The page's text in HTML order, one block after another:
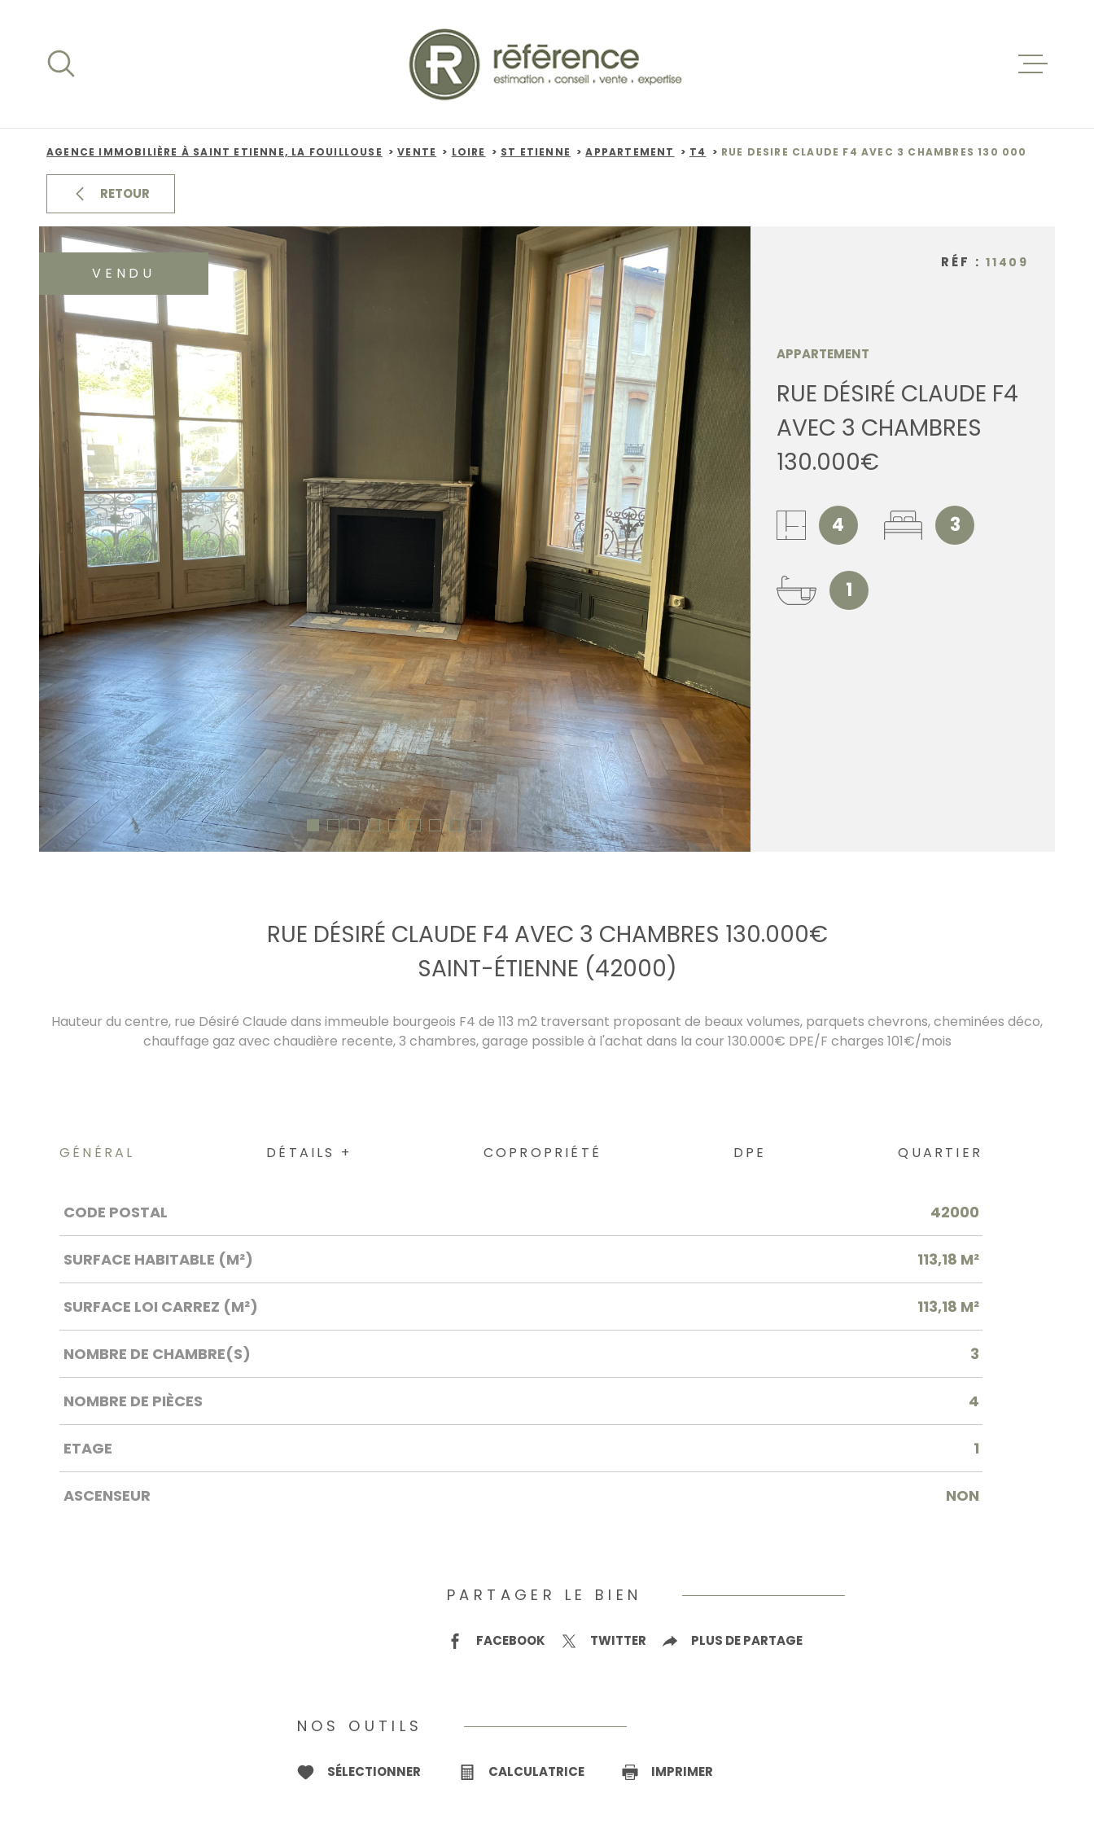
recherche
principal
contenu
VENTES
ALERTE
AGENCE IMMOBILIÈRE À SAINT ETIENNE, LA FOUILLOUSE VENTE LOIRE ST ETIENNE APPARTEMENT T4 RUE DESIRE CLAUDE F4 AVEC 3 CHAMBRES 130 000
RETOUR
VENDU
RÉF : 11409
APPARTEMENT
RUE DÉSIRÉ CLAUDE F4
AVEC 3 CHAMBRES
130.000€
4 3
1
RUE DÉSIRÉ CLAUDE F4 AVEC 3 CHAMBRES 130.000€
SAINT-ÉTIENNE (42000)
Hauteur du centre, rue Désiré Claude dans immeuble bourgeois F4 de 113 m2 traversant proposant de beaux volumes, parquets chevrons, cheminées déco,
chauffage gaz avec chaudière recente, 3 chambres, garage possible à l'achat dans la cour 130.000€ DPE/F charges 101€/mois
GÉNÉRAL DÉTAILS + COPROPRIÉTÉ DPE QUARTIER
Caractérisque Valeurs
CODE POSTAL 42000
SURFACE HABITABLE (M²) 113,18 M²
SURFACE LOI CARREZ (M²) 113,18 M²
NOMBRE DE CHAMBRE(S) 3
NOMBRE DE PIÈCES 4
ETAGE 1
ASCENSEUR NON
PARTAGER LE BIEN
FACEBOOK TWITTER PLUS DE PARTAGE
NOS OUTILS
SÉLECTIONNER CALCULATRICE IMPRIMER